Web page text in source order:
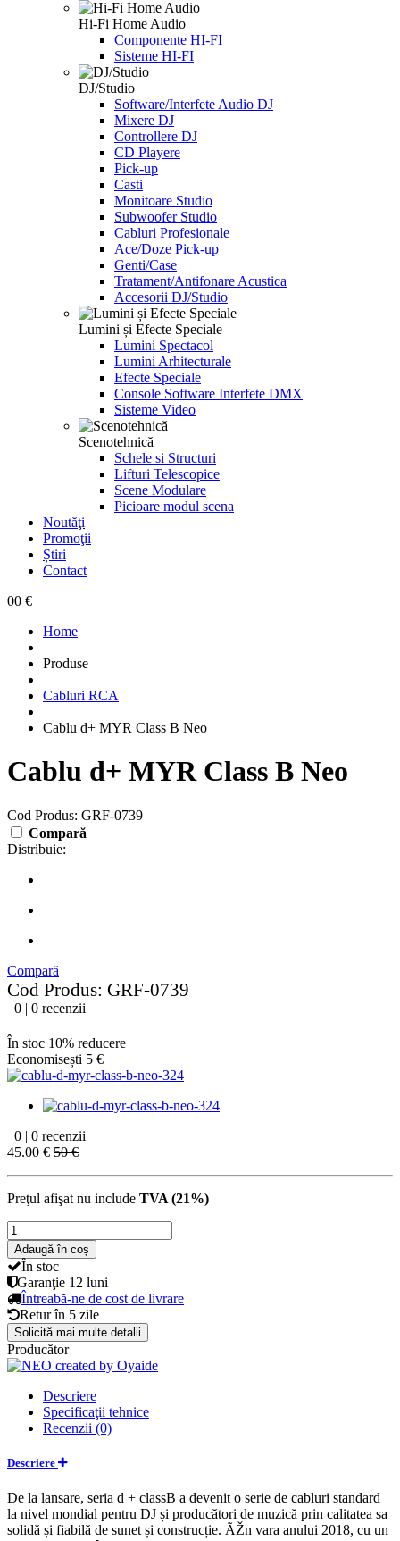
Hi-Fi Home Audio
Componente HI-FI
Sisteme HI-FI
DJ/Studio
Software/Interfete Audio DJ
Mixere DJ
Controllere DJ
CD Playere
Pick-up
Casti
Monitoare Studio
Subwoofer Studio
Cabluri Profesionale
Ace/Doze Pick-up
Genti/Case
Tratament/Antifonare Acustica
Accesorii DJ/Studio
Lumini și Efecte Speciale
Lumini Spectacol
Lumini Arhitecturale
Efecte Speciale
Console Software Interfete DMX
Sisteme Video
Scenotehnică
Schele si Structuri
Lifturi Telescopice
Scene Modulare
Picioare modul scena
Noutăţi
Promoţii
Știri
Contact
00 €
Home
Produse
Cabluri RCA
Cablu d+ MYR Class B Neo
Cablu d+ MYR Class B Neo
Cod Produs: GRF-0739
Compară
Distribuie:
Compară
Cod Produs: GRF-0739
0 | 0 recenzii
În stoc 10% reducere
Economisești 5 €
0 | 0 recenzii
45.00 € 50 €
Preţul afişat nu include TVA (21%)
Adaugă în coș
În stoc
Garanţie 12 luni
Întreabă-ne de cost de livrare
Retur în 5 zile
Solicită mai multe detalii
Producător
Descriere
Specificaţii tehnice
Recenzii (0)
Descriere
De la lansare, seria d + classB a devenit o serie de cabluri standard
la nivel mondial pentru DJ și producători de muzică prin calitatea sa
solidă și fiabilă de sunet și construcție. ÃŽn vara anului 2018, cu un